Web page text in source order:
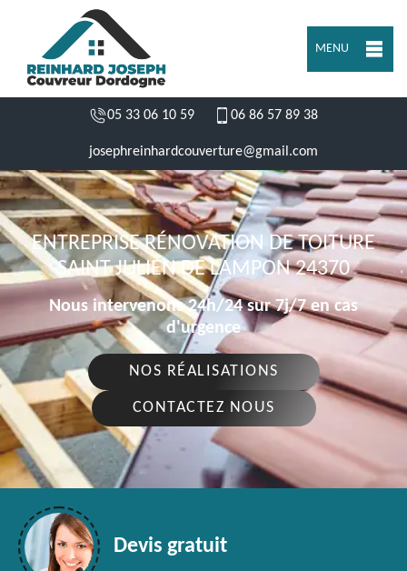
MENU
05 33 06 10 59 06 86 57 89 38
josephreinhardcouverture@gmail.com
ENTREPRISE RÉNOVATION DE TOITURE
SAINT JULIEN DE LAMPON 24370
Nous intervenons 24h/24 sur 7j/7 en cas
d'urgence
NOS RÉALISATIONS
CONTACTEZ NOUS
Devis gratuit